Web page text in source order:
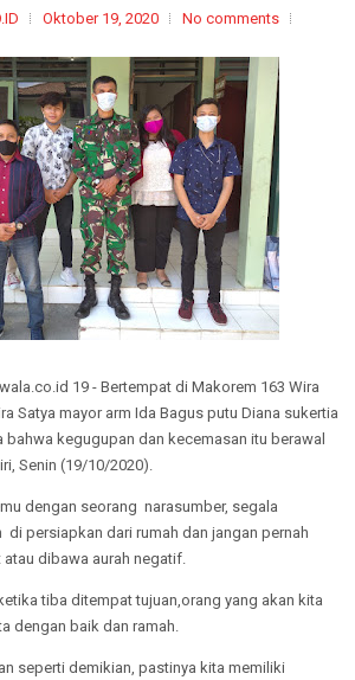
Oktober 19, 2020 No comments
19 - Bertempat di Makorem 163 Wira
Satya mayor arm Ida Bagus putu Diana sukertia
bahwa kegugupan dan kecemasan itu berawal
Senin (19/10/2020).
dengan seorang narasumber, segala
di persiapkan dari rumah dan jangan pernah
dibawa aurah negatif.
tiba ditempat tujuan,orang yang akan kita
dengan baik dan ramah.
seperti demikian, pastinya kita memiliki